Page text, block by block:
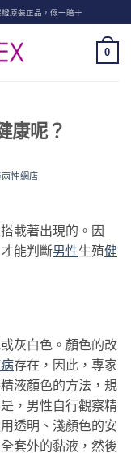
原裝正品，假一賠十
0
康呢？
性網店
載著出現的。因
能判斷男性生殖健
灰白色。顏色的改
存在，因此，專家
液顏色的方法，規
，男性自行觀察精
透明、淺顏色的安
套外的黏液，然後